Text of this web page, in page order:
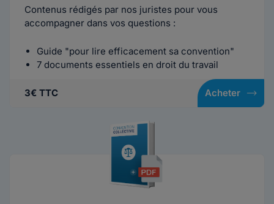
Contenus rédigés par nos juristes pour vous
accompagner dans vos questions :
Guide "pour lire efficacement sa convention"
7 documents essentiels en droit du travail
3€ TTC Acheter